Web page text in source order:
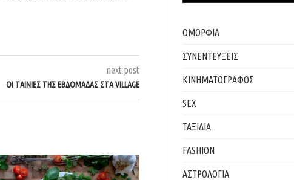
next post
ΟΙ ΤΑΙΝΊΕΣ ΤΗΣ ΕΒΔΟΜΆΔΑΣ ΣΤΑ VILLAGE
ΟΜΟΡΦΙΑ
ΣΥΝΕΝΤΕΥΞΕΙΣ
ΚΙΝΗΜΑΤΟΓΡΑΦΟΣ
SEX
ΤΑΞΙΔΙΑ
FASHION
ΑΣΤΡΟΛΟΓΙΑ